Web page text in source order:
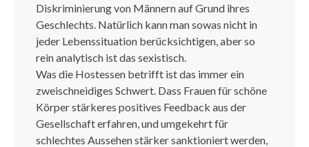
Diskriminierung von Männern auf Grund ihres
Geschlechts. Natürlich kann man sowas nicht in
jeder Lebenssituation berücksichtigen, aber so
rein analytisch ist das sexistisch.
Was die Hostessen betrifft ist das immer ein
zweischneidiges Schwert. Dass Frauen für schöne
Körper stärkeres positives Feedback aus der
Gesellschaft erfahren, und umgekehrt für
schlechtes Aussehen stärker sanktioniert werden,